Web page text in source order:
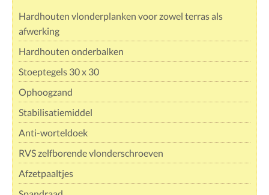
Hardhouten vlonderplanken voor zowel terras als
afwerking
Hardhouten onderbalken
Stoeptegels 30 x 30
Ophoogzand
Stabilisatiemiddel
Anti-worteldoek
RVS zelfborende vlonderschroeven
Afzetpaaltjes